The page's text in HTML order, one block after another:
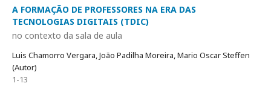
A FORMAÇÃO DE PROFESSORES NA ERA DAS
TECNOLOGIAS DIGITAIS (TDIC)
no contexto da sala de aula
Luis Chamorro Vergara, João Padilha Moreira, Mario Oscar Steffen
(Autor)
1-13